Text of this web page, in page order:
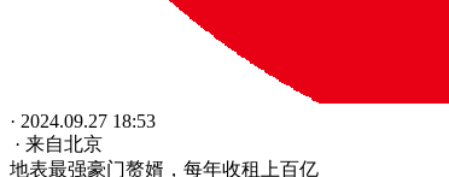
· 2024.09.27 18:53
· 来自北京
地表最强豪门赘婿，每年收租上百亿